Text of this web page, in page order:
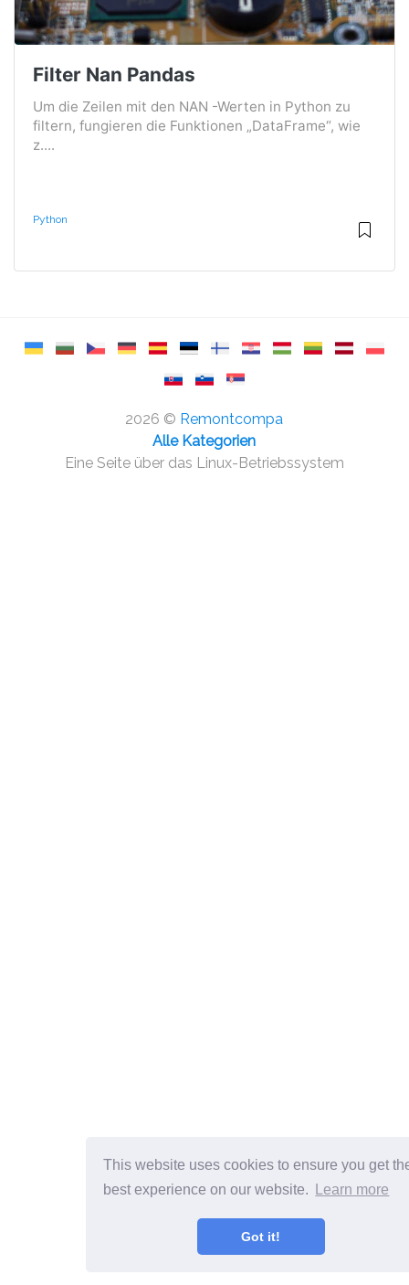
This website uses cookies to ensure you get
best experience on our website.
Learn more
Got it!
Filter Nan Pandas
Um die Zeilen mit den NAN -Werten in Python zu
filtern, fungieren die Funktionen „DataFrame“, wie
z....
Python
2026 © Remontcompa
Alle Kategorien
Eine Seite über das Linux-Betriebssystem